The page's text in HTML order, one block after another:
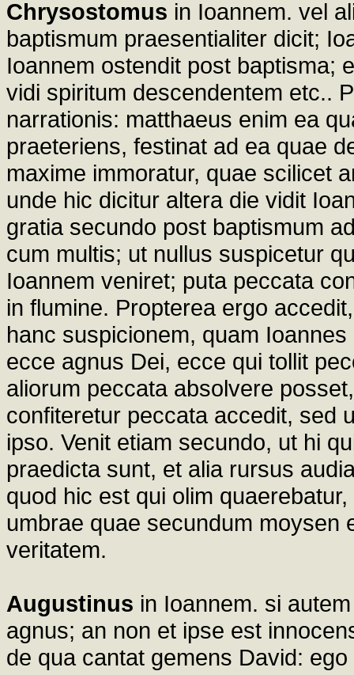
Chrysostomus in Ioannem. vel
baptismum praesentialiter dicit;
Ioannem ostendit post baptisma;
vidi spiritum descendentem etc..
narrationis: matthaeus enim ea
praeteriens, festinat ad ea quae
maxime immoratur, quae scilicet
unde hic dicitur altera die vidit
gratia secundo post baptismum
cum multis; ut nullus suspicetur
Ioannem veniret; puta peccata
in flumine. Propterea ergo
hanc suspicionem, quam
ecce agnus Dei, ecce qui tollit
aliorum peccata absolvere
confiteretur peccata accedit, sed
ipso. Venit etiam secundo, ut hi
praedicta sunt, et alia rursus
quod hic est qui olim
umbrae quae secundum moysen
veritatem.
Augustinus in Ioannem. si
agnus; an non et ipse est
de qua cantat gemens David: